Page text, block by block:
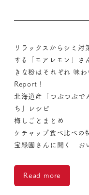
リラックスからシミ
する「モアレモン」さ
きな粉はそれぞれ 味
Report！
北海道産「つぶつぶで
ち」レシピ
梅しごとまとめ
ケチャップ食べ比べの
宝緑園さんに聞く お
Read more